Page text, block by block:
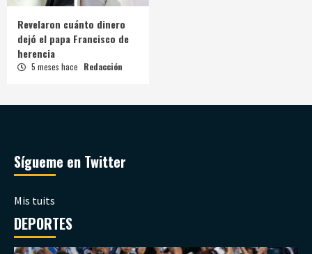
Revelaron cuánto dinero
dejó el papa Francisco de
herencia
5 meses hace Redacción
Sígueme en Twitter
Mis tuits
DEPORTES